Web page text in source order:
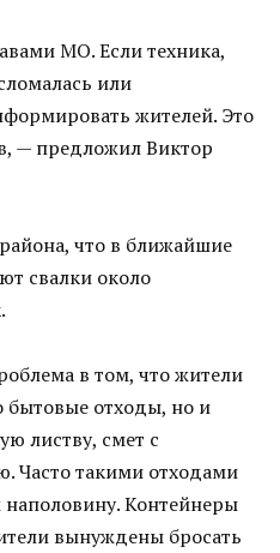
МО. Если техника,
или
жителей. Это
— предложил Виктор
что в ближайшие
свалки около
в том, что жители
бытовые отходы, но и
листву, смет с
Часто такими отходами
Контейнеры
вынуждены бросать